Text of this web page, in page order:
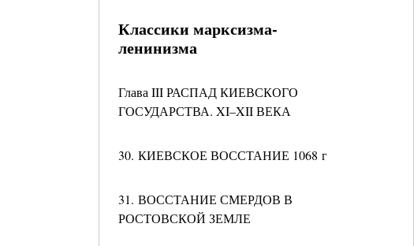
Классики марксизма-
ленинизма
Глава III РАСПАД КИЕВСКОГО
ГОСУДАРСТВА. XI–XII ВЕКА
30. КИЕВСКОЕ ВОССТАНИЕ 1068 г
31. ВОССТАНИЕ СМЕРДОВ В
РОСТОВСКОЙ ЗЕМЛЕ